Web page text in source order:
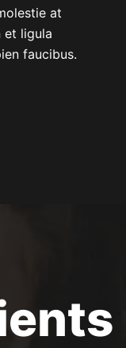
at
et ligula
faucibus.